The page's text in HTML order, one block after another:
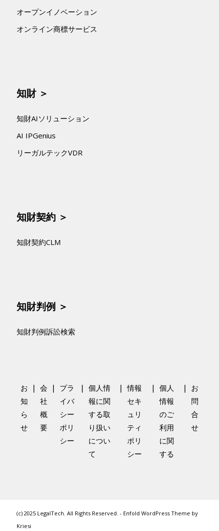
オープンイノベーション
オンライン商標サービス
知財 ＞
知財AIソリューション
AI IPGenius
リーガルテックVDR
知財契約 ＞
知財契約CLM
知財判例 ＞
知財判例訴訟検索
お
知
ら
せ
| 会
社
概
要
|
プラ
イバ
シー
ポリ
シー
| 個人情
報に関
する取
り扱い
につい
て
| 情報
セキ
ュリ
ティ
ポリ
シー
| 個人
情報
のご
利用
に関
する
|
お
問
合
せ
(c) 2025 LegalTech. All Rights Reserved. - Enfold WordPress Theme by
Kriesi